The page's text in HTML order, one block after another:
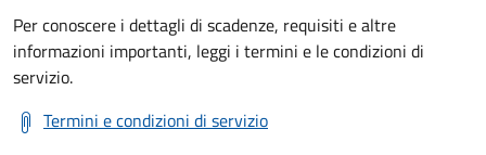
Per conoscere i dettagli di scadenze, requisiti e altre
informazioni importanti, leggi i termini e le condizioni di
servizio.
Termini e condizioni di servizio